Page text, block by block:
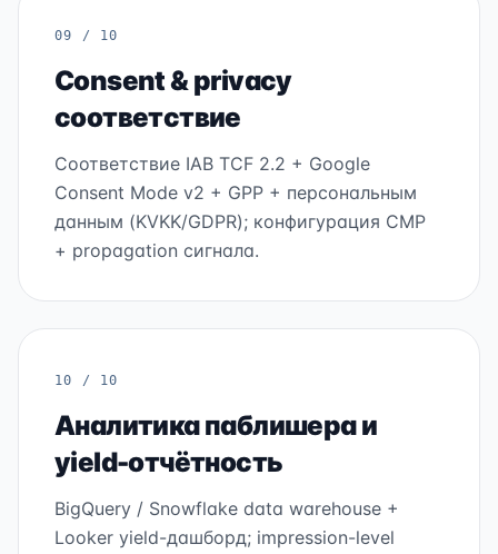
09 / 10
Consent & privacy
соответствие
Соответствие IAB TCF 2.2 + Google
Consent Mode v2 + GPP + персональным
данным (KVKK/GDPR); конфигурация CMP
+ propagation сигнала.
10 / 10
Аналитика паблишера и
yield-отчётность
BigQuery / Snowflake data warehouse +
Looker yield-дашборд; impression-level